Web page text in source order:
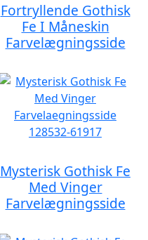
Fortryllende Gothisk
Fe I Måneskin
Farvelægningsside
Mysterisk Gothisk Fe
Med Vinger
Farvelægningsside